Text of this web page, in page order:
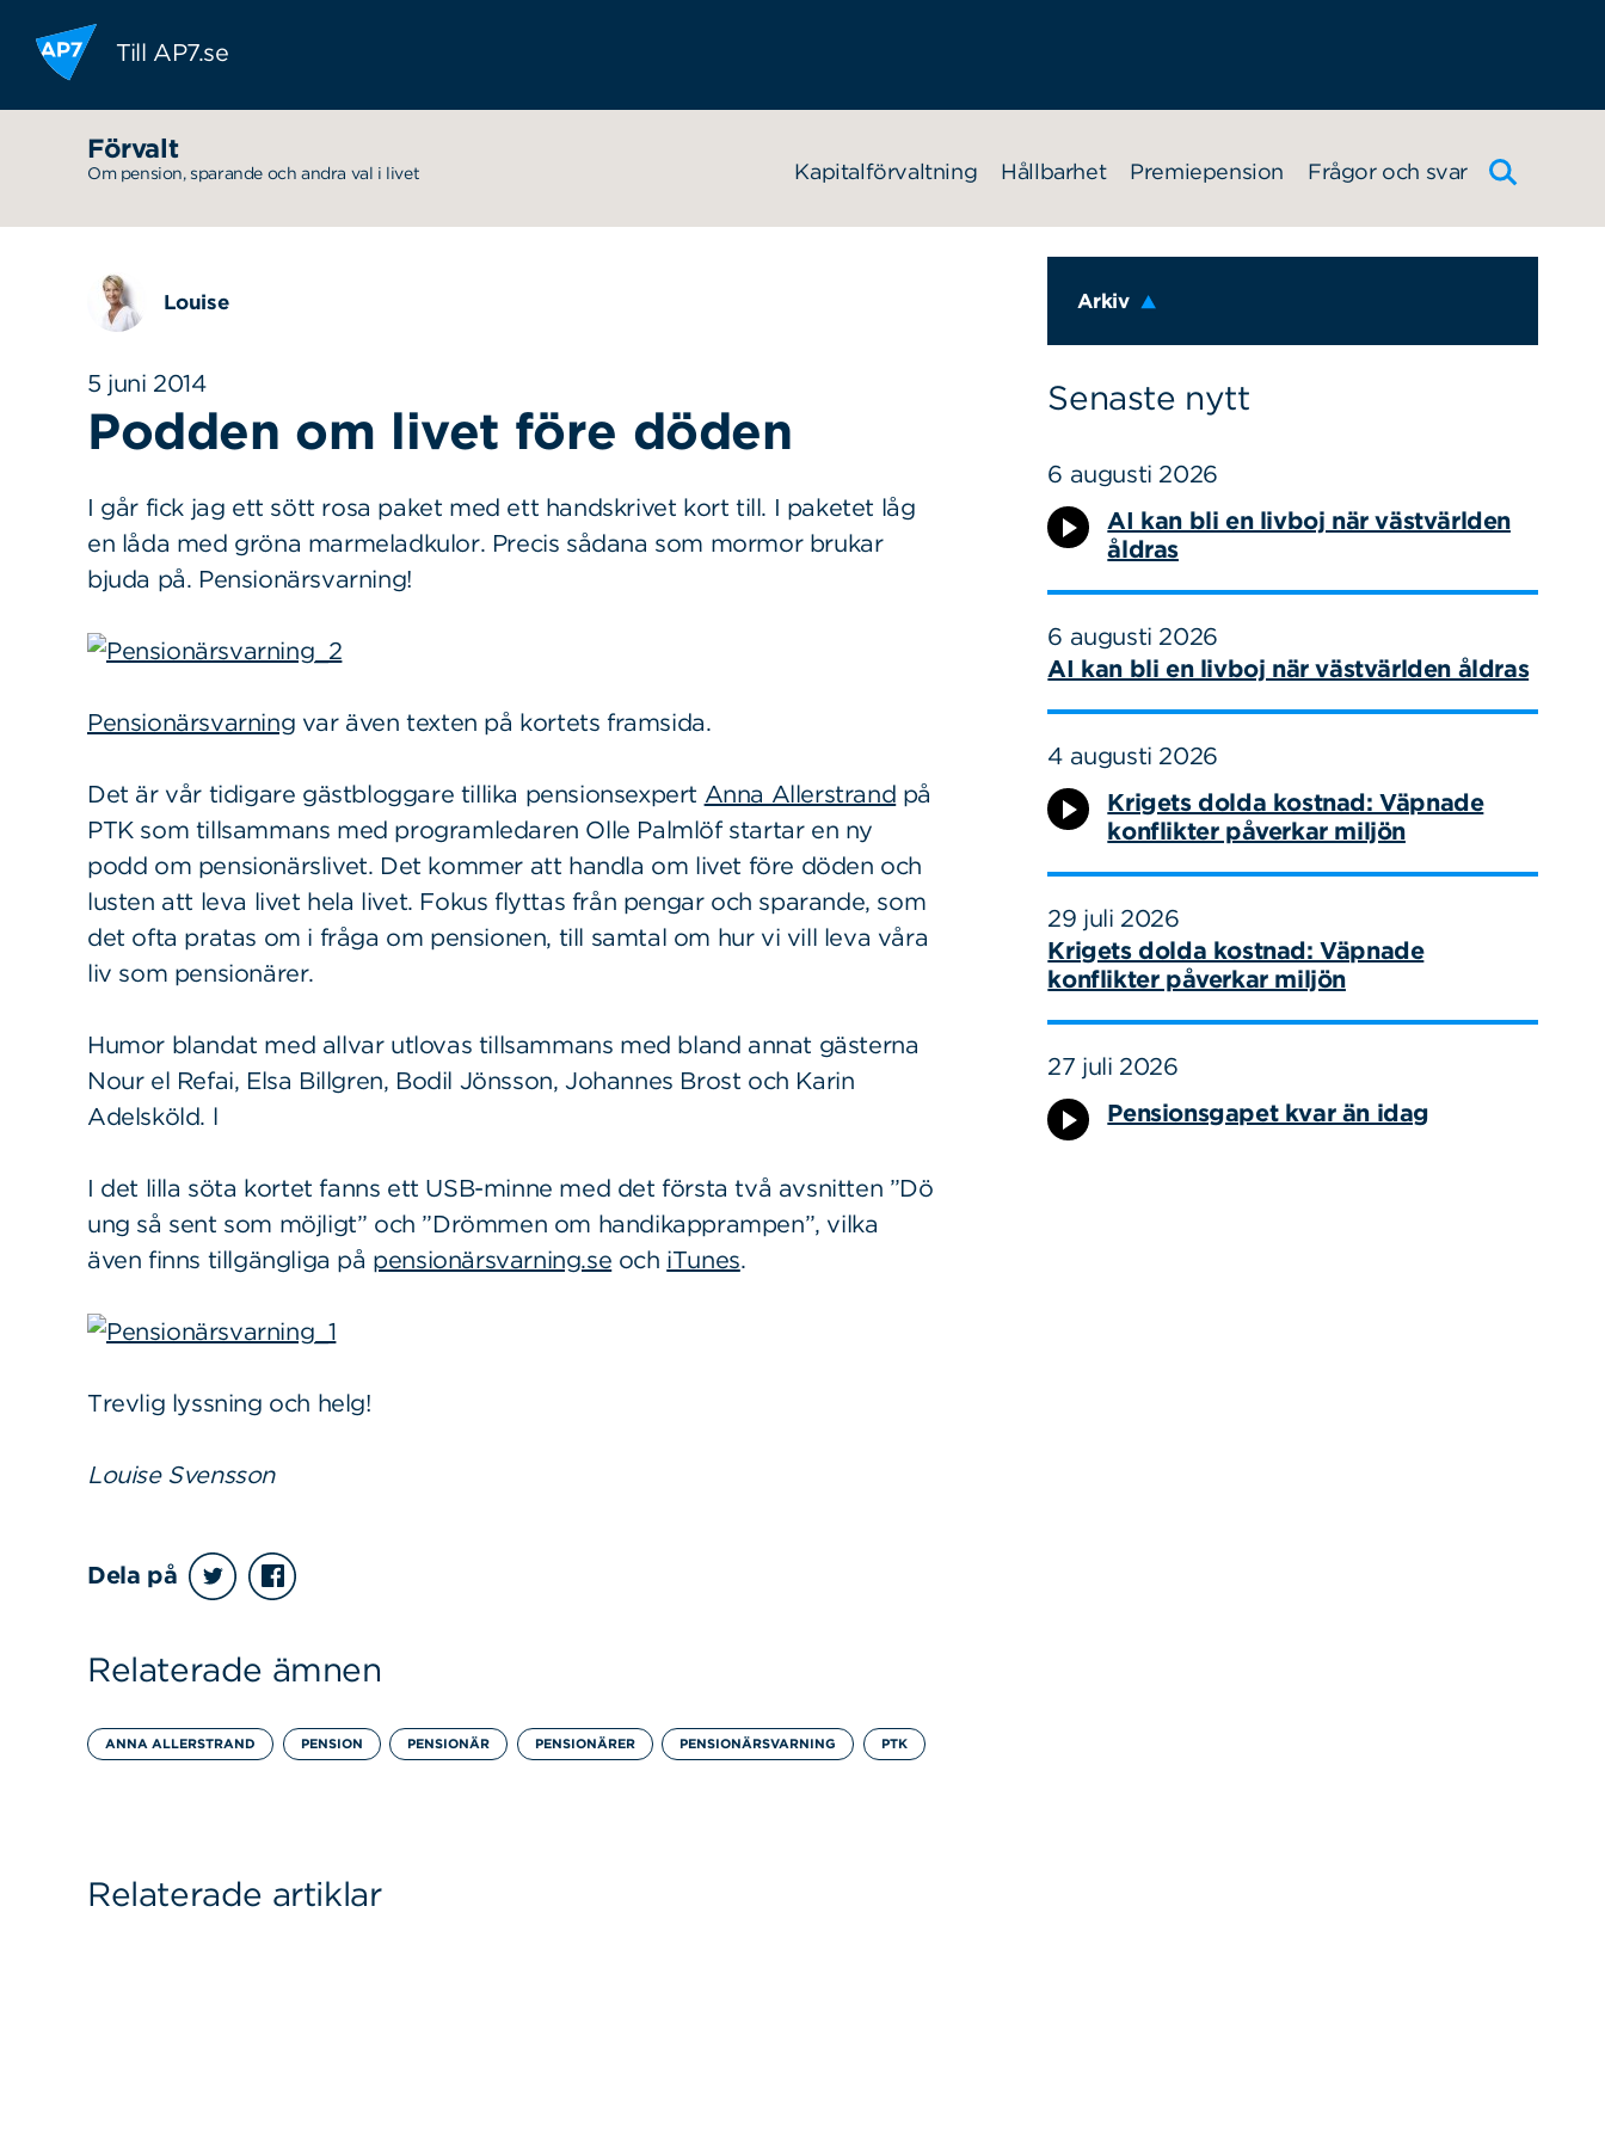
Hoppa till innehållet
Till AP7.se
Förvalt
Om pension, sparande och andra val i livet Kapitalförvaltning Hållbarhet Premiepension Frågor och svar
Arkiv
Senaste nytt
6 augusti 2026
AI kan bli en livboj när västvärlden
åldras
6 augusti 2026
AI kan bli en livboj när västvärlden åldras
4 augusti 2026
Krigets dolda kostnad: Väpnade
konflikter påverkar miljön
29 juli 2026
Krigets dolda kostnad: Väpnade
konflikter påverkar miljön
27 juli 2026
Pensionsgapet kvar än idag
Louise
5 juni 2014
Podden om livet före döden
I går fick jag ett sött rosa paket med ett handskrivet kort till. I paketet låg
en låda med gröna marmeladkulor. Precis sådana som mormor brukar
bjuda på. Pensionärsvarning!
Pensionärsvarning var även texten på kortets framsida.
Det är vår tidigare gästbloggare tillika pensionsexpert Anna Allerstrand på
PTK som tillsammans med programledaren Olle Palmlöf startar en ny
podd om pensionärslivet. Det kommer att handla om livet före döden och
lusten att leva livet hela livet. Fokus flyttas från pengar och sparande, som
det ofta pratas om i fråga om pensionen, till samtal om hur vi vill leva våra
liv som pensionärer.
Humor blandat med allvar utlovas tillsammans med bland annat gästerna
Nour el Refai, Elsa Billgren, Bodil Jönsson, Johannes Brost och Karin
Adelsköld. l
I det lilla söta kortet fanns ett USB-minne med det första två avsnitten ”Dö
ung så sent som möjligt” och ”Drömmen om handikapprampen”, vilka
även finns tillgängliga på pensionärsvarning.se och iTunes.
Trevlig lyssning och helg!
Louise Svensson
Dela på
Relaterade ämnen
ANNA ALLERSTRAND PENSION PENSIONÄR PENSIONÄRER PENSIONÄRSVARNING PTK
Relaterade artiklar
efter: